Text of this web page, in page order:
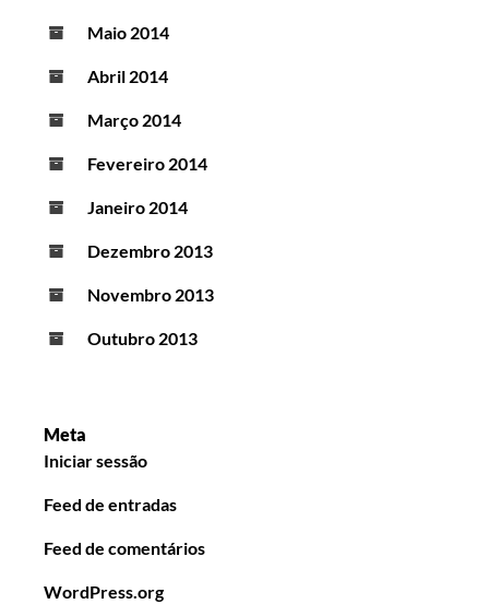
Maio 2014
Abril 2014
Março 2014
Fevereiro 2014
Janeiro 2014
Dezembro 2013
Novembro 2013
Outubro 2013
Meta
Iniciar sessão
Feed de entradas
Feed de comentários
WordPress.org